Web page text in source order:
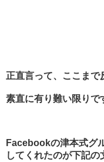
正直言って、ここま
素直に有り難い限りで
Facebookの津本式グ
してくれたのが下記